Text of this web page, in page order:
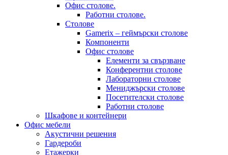
Офис столове.
Работни столове.
Столове
Gamerix – геймърски столове
Компоненти
Офис столове
Елементи за свързване
Конферентни столове
Лабораторни столове
Мениджърски столове
Посетителски столове
Работни столове
Шкафове и контейнери
Офис мебели
Акустични решения
Гардероби
Етажерки